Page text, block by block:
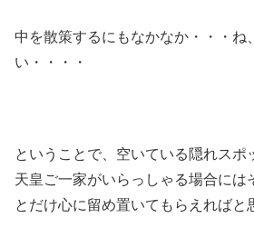
中を散策するにもなかなか・・・ね
い・・・・
ということで、空いている隠れスポ
天皇ご一家がいらっしゃる場合には
とだけ心に留め置いてもらえればと